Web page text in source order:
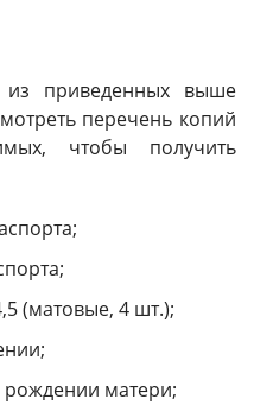
приведенных выше
перечень копий
чтобы получить
(матовые, 4 шт.);
рождении матери;